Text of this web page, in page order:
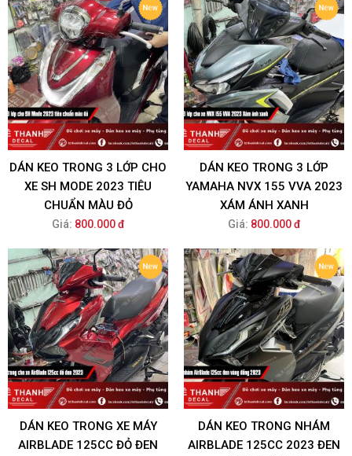
DÁN KEO TRONG 3 LỚP CHO
XE SH MODE 2023 TIÊU
CHUẨN MÀU ĐỎ
Giá: 800.000 đ
DÁN KEO TRONG 3 LỚP
YAMAHA NVX 155 VVA 2023
XÁM ÁNH XANH
Giá: 800.000 đ
DÁN KEO TRONG XE MÁY
AIRBLADE 125CC ĐỎ ĐEN
DÁN KEO TRONG NHÁM
AIRBLADE 125CC 2023 ĐEN